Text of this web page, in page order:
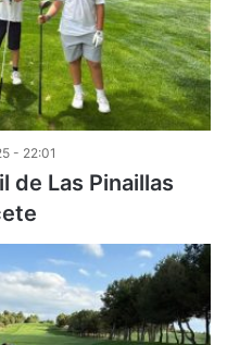
- 22:01
de Las Pinaillas